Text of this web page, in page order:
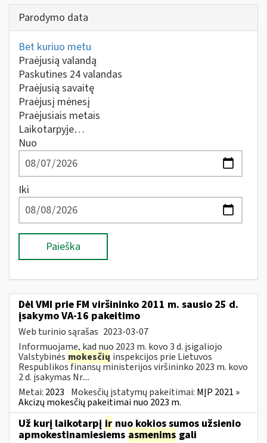
Parodymo data
Bet kuriuo metu
Praėjusią valandą
Paskutines 24 valandas
Praėjusią savaitę
Praėjusį mėnesį
Praėjusiais metais
Laikotarpyje…
Nuo
Iki
Paieška
Dėl VMI prie FM viršininko 2011 m. sausio 25 d.
įsakymo VA-16 pakeitimo
Web turinio sąrašas 2023-03-07
Informuojame, kad nuo 2023 m. kovo 3 d. įsigaliojo
Valstybinės mokesčių inspekcijos prie Lietuvos
Respublikos finansų ministerijos viršininko 2023 m. kovo
2 d. įsakymas Nr....
Metai: 2023 Mokesčių įstatymų pakeitimai: MĮP 2021 »
Akcizų mokesčių pakeitimai nuo 2023 m.
Už kurį laikotarpį ir nuo kokios sumos užsienio
apmokestinamiesiems asmenims gali